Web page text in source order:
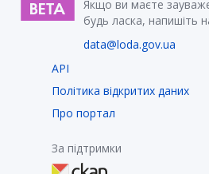
Якщо ви маєте
будь ласка, напишіть
data@loda.gov.ua
API
Політика відкритих даних
Про портал
За підтримки